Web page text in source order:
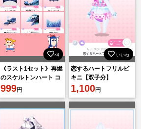
×4
《ラスト1セット》再燃
のスケルトンハート コ
コリウム6点セット
999円
いいね
恋するハートフリルビ
キニ【双子分】
1,100円